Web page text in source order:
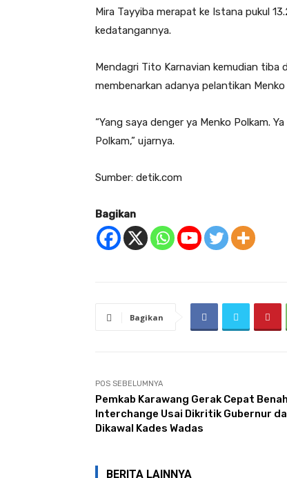
Mira Tayyiba merapat ke Istana pukul
kedatangannya.
Mendagri Tito Karnavian kemudian tiba
membenarkan adanya pelantikan
“Yang saya denger ya Menko Polkam.
Polkam,” ujarnya.
Sumber: detik.com
Bagikan
Bagikan
POS SEBELUMNYA
Pemkab Karawang Gerak Cepat
Interchange Usai Dikritik Gubernur
Dikawal Kades Wadas
BERITA LAINNYA